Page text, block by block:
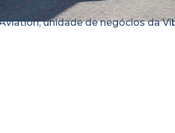
unidade de negócios da